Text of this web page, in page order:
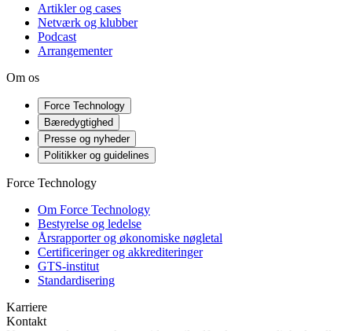
Artikler og cases
Netværk og klubber
Podcast
Arrangementer
Om os
Force Technology
Bæredygtighed
Presse og nyheder
Politikker og guidelines
Force Technology
Om Force Technology
Bestyrelse og ledelse
Årsrapporter og økonomiske nøgletal
Certificeringer og akkrediteringer
GTS-institut
Standardisering
Karriere
Kontakt